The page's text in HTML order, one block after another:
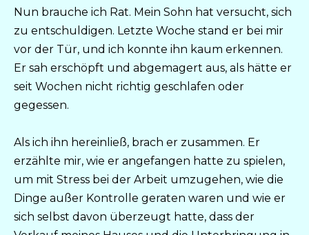
Nun brauche ich Rat. Mein Sohn hat versucht, sich
zu entschuldigen. Letzte Woche stand er bei mir
vor der Tür, und ich konnte ihn kaum erkennen.
Er sah erschöpft und abgemagert aus, als hätte er
seit Wochen nicht richtig geschlafen oder
gegessen.
Als ich ihn hereinließ, brach er zusammen. Er
erzählte mir, wie er angefangen hatte zu spielen,
um mit Stress bei der Arbeit umzugehen, wie die
Dinge außer Kontrolle geraten waren und wie er
sich selbst davon überzeugt hatte, dass der